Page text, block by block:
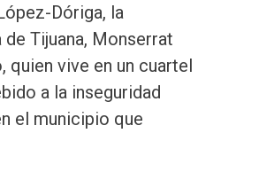
Dóriga, la
de Tijuana, Monserrat
quien vive en un cuartel
a la inseguridad
el municipio que